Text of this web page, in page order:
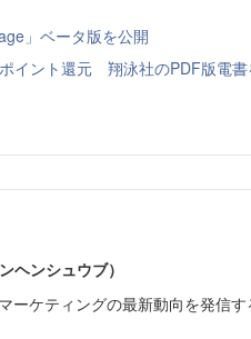
」ベータ版を公開
イント還元 翔泳社のPDF版電書
ヘンシュウブ）
ーケティングの最新動向を発信